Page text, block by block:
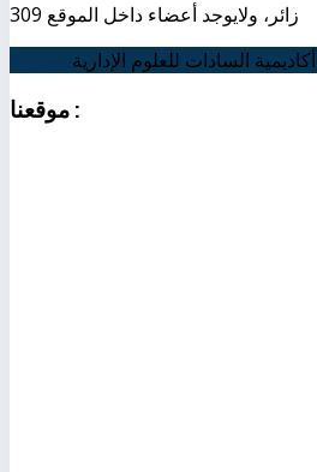
309 زائر، ولايوجد أعضاء داخل الموقع
أكاديمية السادات للعلوم الإدارية
: